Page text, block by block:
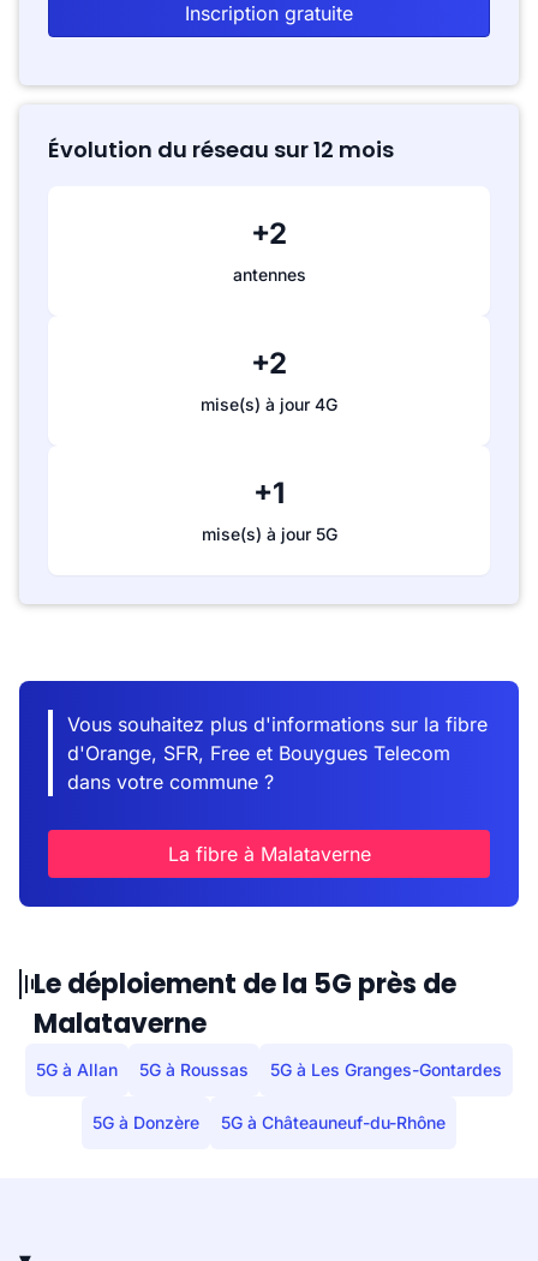
Inscription gratuite
Évolution du réseau sur 12 mois
+2
antennes
+2
mise(s) à jour 4G
+1
mise(s) à jour 5G
Vous souhaitez plus d'informations sur la fibre
d'Orange, SFR, Free et Bouygues Telecom
dans votre commune ?
La fibre à Malataverne
Le déploiement de la 5G près de
Malataverne
5G à Allan 5G à Roussas 5G à Les Granges-Gontardes
5G à Donzère 5G à Châteauneuf-du-Rhône